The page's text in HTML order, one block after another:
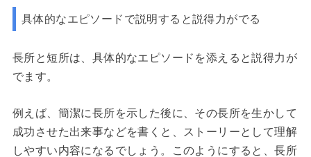
具体的なエピソードで説明すると説得力がでる
長所と短所は、具体的なエピソードを添えると説得力が
でます。
例えば、簡潔に長所を示した後に、その長所を生かして
成功させた出来事などを書くと、ストーリーとして理解
しやすい内容になるでしょう。このようにすると、長所